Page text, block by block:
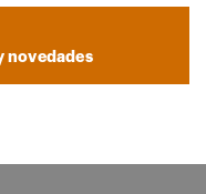
novedades